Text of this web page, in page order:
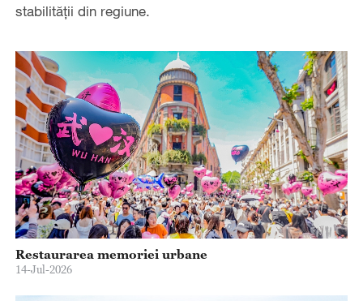
stabilității din regiune.
Restaurarea memoriei urbane
14-Jul-2026